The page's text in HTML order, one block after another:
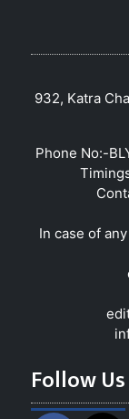
932, Katra
Phone No:-
In case of
Follow Us